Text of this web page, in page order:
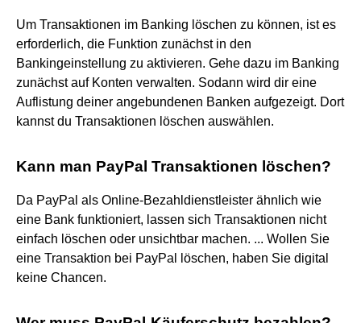
Um Transaktionen im Banking löschen zu können, ist es
erforderlich, die Funktion zunächst in den
Bankingeinstellung zu aktivieren. Gehe dazu im Banking
zunächst auf Konten verwalten. Sodann wird dir eine
Auflistung deiner angebundenen Banken aufgezeigt. Dort
kannst du Transaktionen löschen auswählen.
Kann man PayPal Transaktionen löschen?
Da PayPal als Online-Bezahldienstleister ähnlich wie
eine Bank funktioniert, lassen sich Transaktionen nicht
einfach löschen oder unsichtbar machen. ... Wollen Sie
eine Transaktion bei PayPal löschen, haben Sie digital
keine Chancen.